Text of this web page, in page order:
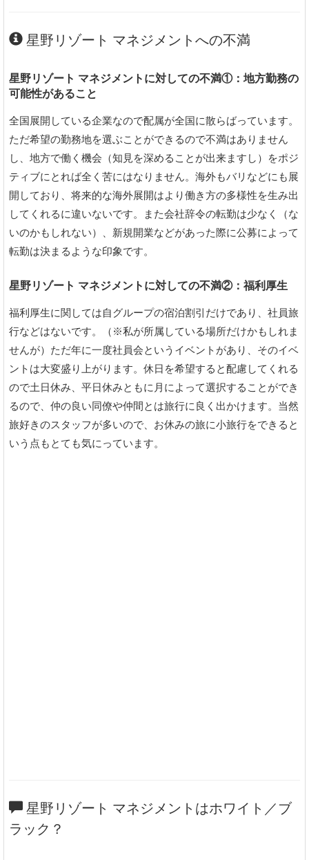
星野リゾート マネジメントへの不満
星野リゾート マネジメントに対しての不満①：地方勤務の
可能性があること
全国展開している企業なので配属が全国に散らばっています。
ただ希望の勤務地を選ぶことができるので不満はありません
し、地方で働く機会（知見を深めることが出来ますし）をポジ
ティブにとれば全く苦にはなりません。海外もバリなどにも展
開しており、将来的な海外展開はより働き方の多様性を生み出
してくれるに違いないです。また会社辞令の転勤は少なく（な
いのかもしれない）、新規開業などがあった際に公募によって
転勤は決まるような印象です。
星野リゾート マネジメントに対しての不満②：福利厚生
福利厚生に関しては自グループの宿泊割引だけであり、社員旅
行などはないです。（※私が所属している場所だけかもしれま
せんが）ただ年に一度社員会というイベントがあり、そのイベ
ントは大変盛り上がります。休日を希望すると配慮してくれる
ので土日休み、平日休みともに月によって選択することができ
るので、仲の良い同僚や仲間とは旅行に良く出かけます。当然
旅好きのスタッフが多いので、お休みの旅に小旅行をできると
いう点もとても気にっています。
星野リゾート マネジメントはホワイト／ブ
ラック？